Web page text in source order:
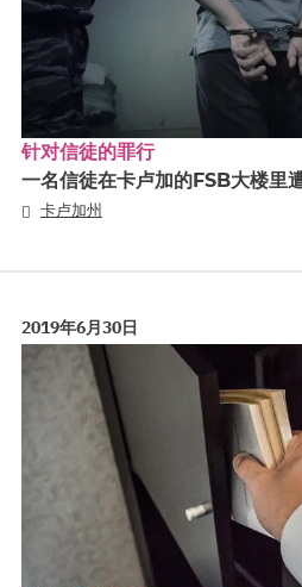
针对信徒的罪行
一名信徒在卡卢加的FSB大楼里
卡卢加州
2019年6月30日